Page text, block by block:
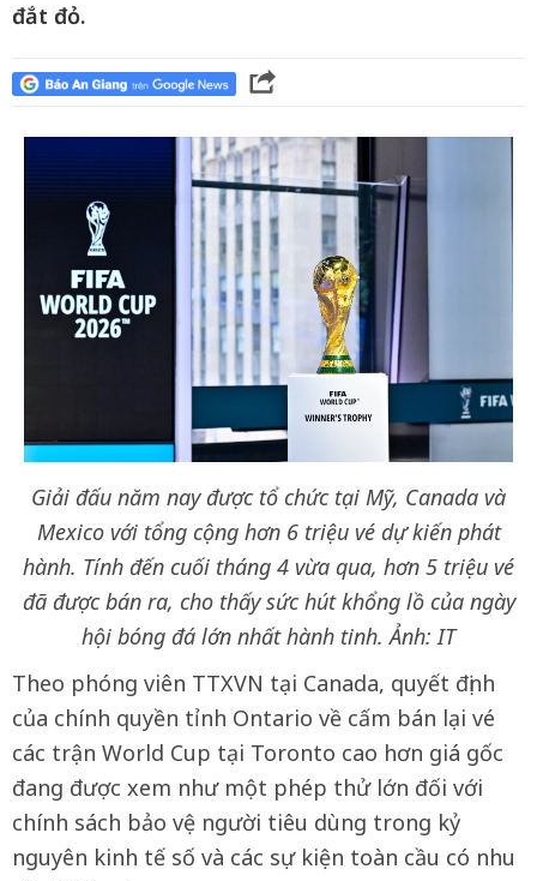
đắt đỏ.
Giải đấu năm nay được tổ chức tại Mỹ, Canada và
Mexico với tổng cộng hơn 6 triệu vé dự kiến phát
hành. Tính đến cuối tháng 4 vừa qua, hơn 5 triệu vé
đã được bán ra, cho thấy sức hút khổng lồ của ngày
hội bóng đá lớn nhất hành tinh. Ảnh: IT
Theo phóng viên TTXVN tại Canada, quyết định
của chính quyền tỉnh Ontario về cấm bán lại vé
các trận World Cup tại Toronto cao hơn giá gốc
đang được xem như một phép thử lớn đối với
chính sách bảo vệ người tiêu dùng trong kỷ
nguyên kinh tế số và các sự kiện toàn cầu có nhu